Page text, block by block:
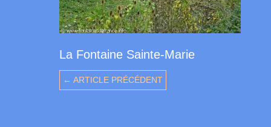
La Fontaine Sainte-Marie
← ARTICLE PRÉCÉDENT